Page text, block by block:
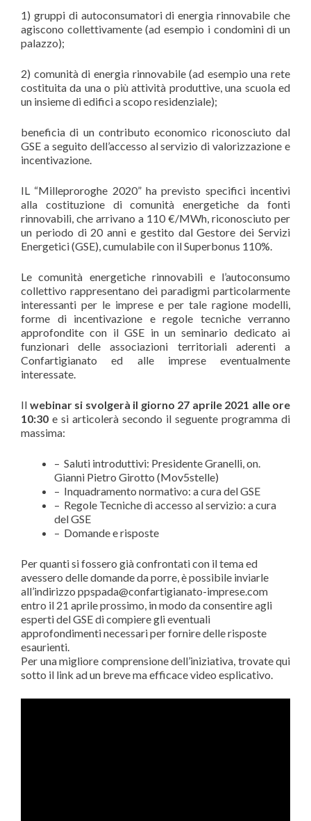
1) gruppi di autoconsumatori di energia rinnovabile che
agiscono collettivamente (ad esempio i condomini di un
palazzo);
2) comunità di energia rinnovabile (ad esempio una rete
costituita da una o più attività produttive, una scuola ed
un insieme di edifici a scopo residenziale);
beneficia di un contributo economico riconosciuto dal
GSE a seguito dell’accesso al servizio di valorizzazione e
incentivazione.
IL “Milleproroghe 2020” ha previsto specifici incentivi
alla costituzione di comunità energetiche da fonti
rinnovabili, che arrivano a 110 €/MWh, riconosciuto per
un periodo di 20 anni e gestito dal Gestore dei Servizi
Energetici (GSE), cumulabile con il Superbonus 110%.
Le comunità energetiche rinnovabili e l’autoconsumo
collettivo rappresentano dei paradigmi particolarmente
interessanti per le imprese e per tale ragione modelli,
forme di incentivazione e regole tecniche verranno
approfondite con il GSE in un seminario dedicato ai
funzionari delle associazioni territoriali aderenti a
Confartigianato ed alle imprese eventualmente
interessate.
Il webinar si svolgerà il giorno 27 aprile 2021 alle ore
10:30 e si articolerà secondo il seguente programma di
massima:
– Saluti introduttivi: Presidente Granelli, on.
Gianni Pietro Girotto (Mov5stelle)
– Inquadramento normativo: a cura del GSE
– Regole Tecniche di accesso al servizio: a cura
del GSE
– Domande e risposte
Per quanti si fossero già confrontati con il tema ed
avessero delle domande da porre, è possibile inviarle
all’indirizzo ppspada@confartigianato-imprese.com
entro il 21 aprile prossimo, in modo da consentire agli
esperti del GSE di compiere gli eventuali
approfondimenti necessari per fornire delle risposte
esaurienti.
Per una migliore comprensione dell’iniziativa, trovate qui
sotto il link ad un breve ma efficace video esplicativo.